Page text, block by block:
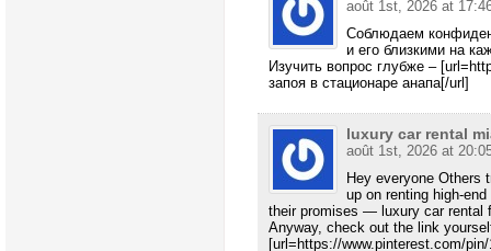
août 1st, 2026 at
Соблюдаем
и его близкими на
Изучить вопрос глубже –
запоя в стационаре анапа[/url]
luxury car rental
août 1st, 2026 at
Hey everyone Others
up on renting high-
their promises — luxury car rental
Anyway, check out the link
[url=https://www.pinterest.com/